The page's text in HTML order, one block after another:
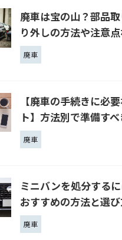
廃車は宝の山？部品
り外しの方法や注意
廃車
【廃車の手続きに必
ト】方法別で準備す
廃車
ミニバンを処分する
おすすめの方法と選
廃車